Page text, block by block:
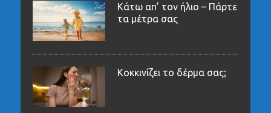
Κάτω απ’ τον ήλιο – Πάρτε
τα μέτρα σας
Κοκκινίζει το δέρμα σας;